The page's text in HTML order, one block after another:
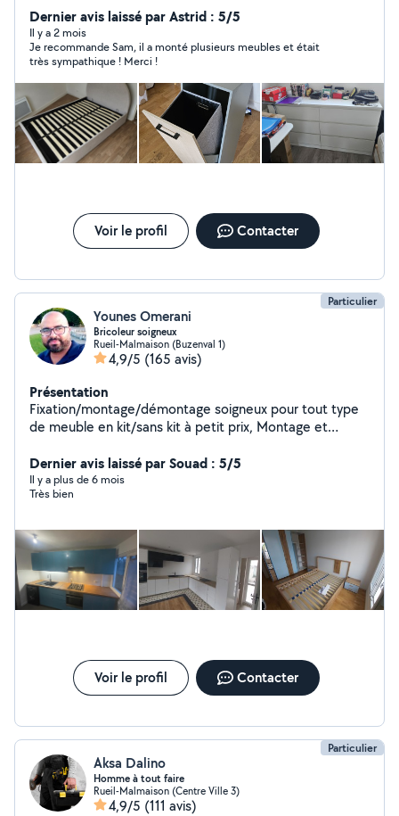
pose d'étagères/tringles, petite peinture, changement
de luminaires/robinetterie simple, fixation TV,
rebouchage, tonte, désherbage, taille légère, arrosage...
Soutien scolaire : mathématiques, physique-
chimie,français...
Dernier avis laissé par Astrid : 5/5
Il y a 2 mois
Je recommande Sam, il a monté plusieurs meubles et était
très sympathique ! Merci !
Voir le profil Contacter
Particulier
Younes Omerani
Bricoleur soigneux
Rueil-Malmaison (Buzenval 1)
4,9/5 (165 avis)
Présentation
Fixation/montage/démontage soigneux pour tout type
de meuble en kit/sans kit à petit prix, Montage et
fixation , l'ajout des prises , tirage des câbles , fixation
des suspensions et appliques ..... 15 ans d'expérience...
à votre service 7/ 7.
Dernier avis laissé par Souad : 5/5
Il y a plus de 6 mois
Très bien
Voir le profil Contacter
Particulier
Aksa Dalino
Homme à tout faire
Rueil-Malmaison (Centre Ville 3)
4,9/5 (111 avis)